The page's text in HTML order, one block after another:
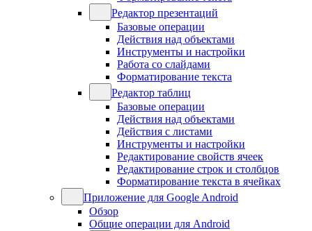
Редактор презентаций
Базовые операции
Действия над объектами
Инструменты и настройки
Работа со слайдами
Форматирование текста
Редактор таблиц
Базовые операции
Действия над объектами
Действия с листами
Инструменты и настройки
Редактирование свойств ячеек
Редактирование строк и столбцов
Форматирование текста в ячейках
Приложение для Google Android
Обзор
Общие операции для Android